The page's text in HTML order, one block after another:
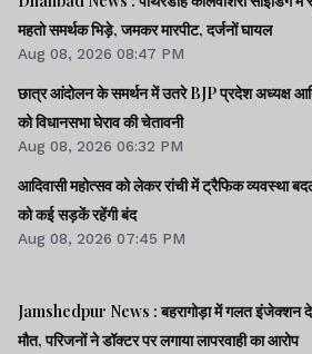
महतो समर्थक भिड़े, जमकर मारपीट, दर्जनों घायल
Aug 08, 2026 08:47 PM
छात्र आंदोलन के समर्थन में उतरे BJP प्रदेश अध्यक्ष
को विधानसभा घेराव की चेतावनी
Aug 08, 2026 06:32 PM
आदिवासी महोत्सव को लेकर रांची में ट्रैफिक व्यवस्था
को कई सड़कें रहेंगी बंद
Aug 08, 2026 07:45 PM
Jamshedpur News : बहरागोड़ा में गलत इंजेक्शन
मौत, परिजनों ने डॉक्टर पर लगाया लापरवाही का आरोप